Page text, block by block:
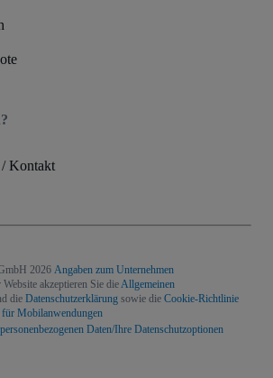
Kontakt
2026 Angaben zum Unternehmen
akzeptieren Sie die Allgemeinen
die Datenschutzerklärung sowie die Cookie-Richtlinie
Mobilanwendungen
Daten/Ihre Datenschutzoptionen